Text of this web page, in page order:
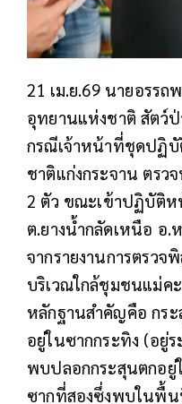
21 เม.ย.69 นายอรร
อุทยานแห่งชาติ สัตว์
กรณีเจ้าหน้าที่ชุดปฏิ
ชาติแก่งกระจาน ตรว
2 ตัว ขณะเข้าปฏิบัติ
ต.ยางน้ำกลัดเหนือ อ
จากรายงานการตรว
บริเวณใกล้ชุมชนแม่ค
หลักฐานสำคัญคือ กร
อยู่ในซากกระทิง (อยู่
พบปลอกกระสุนตกอยู่
ซากที่สองซึ่งพบในพื้น